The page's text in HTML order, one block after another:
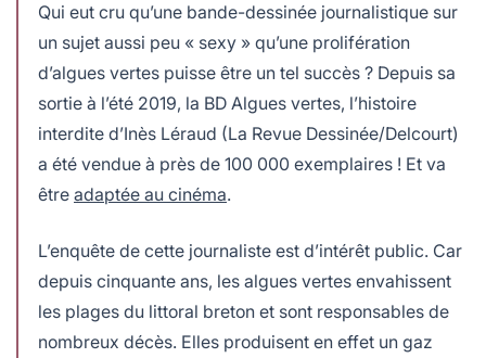
Qui eut cru qu’une bande-dessinée journalistique sur
un sujet aussi peu « sexy » qu’une prolifération
d’algues vertes puisse être un tel succès ? Depuis sa
sortie à l’été 2019, la BD Algues vertes, l’histoire
interdite d’Inès Léraud (La Revue Dessinée/Delcourt)
a été vendue à près de 100 000 exemplaires ! Et va
être adaptée au cinéma.
L’enquête de cette journaliste est d’intérêt public. Car
depuis cinquante ans, les algues vertes envahissent
les plages du littoral breton et sont responsables de
nombreux décès. Elles produisent en effet un gaz